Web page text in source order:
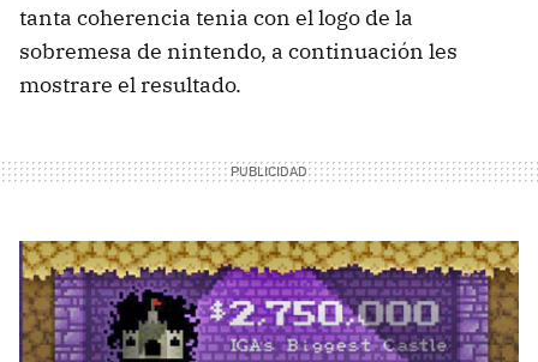
tanta coherencia tenia con el logo de la
sobremesa de nintendo, a continuación les
mostrare el resultado.